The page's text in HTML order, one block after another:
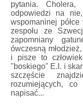
pytania.
odpowiedzi na
wspomaninej
zespołu ze
zapomniany
ówczesną
i pisze to
"boskiego" E.I. i
szczęście
rozumiejących,
napisać...